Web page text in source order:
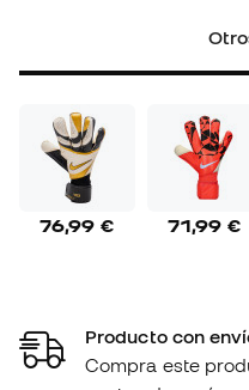
76,99 € 71,99 €
Producto con
Compra este